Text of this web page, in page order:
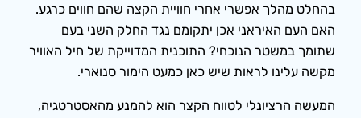
בהחלט מהלך אפשרי אחרי חוויית הקצה שהם חווים כרגע.
האם העם האיראני אכן יתקומם נגד החלק השני בעם
שתומך במשטר הנוכחי? התוכנית המדוייקת של חיל האוויר
מקשה עלינו לראות שיש כאן כמעט הימור סנוארי.
המעשה הרציונלי לטווח הקצר הוא להמנע מהאסטרטגיה,